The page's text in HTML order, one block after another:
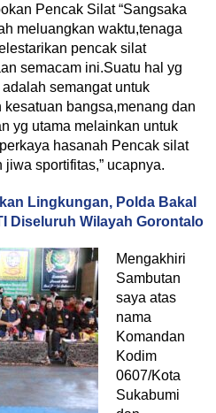
Pencak Silat “Sangsaka
meluangkan waktu,tenaga
pencak silat
semacam ini.Suatu hal yg
semangat untuk
bangsa,menang dan
yg utama melainkan untuk
hasanah Pencak silat
sportifitas,” ucapnya.
Lingkungan, Polda Bakal
Diseluruh Wilayah Gorontalo
Mengakhiri
Sambutan
saya atas
nama
Komandan
Kodim
0607/Kota
Sukabumi